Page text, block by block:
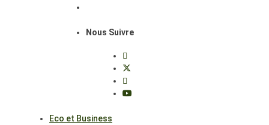
Nous Suivre
Eco et Business